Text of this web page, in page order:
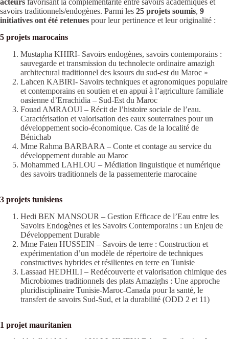
acteurs favorisant la complémentarité entre savoirs académiques et
savoirs traditionnels/endogènes. Parmi les 25 projets soumis, 9
initiatives ont été retenues pour leur pertinence et leur originalité :
5 projets marocains
Mustapha KHIRI- Savoirs endogènes, savoirs contemporains :
sauvegarde et transmission du technolecte ordinaire amazigh
architectural traditionnel des ksours du sud-est du Maroc »
Lahcen KABIRI- Savoirs techniques et agronomiques populaire
et contemporains en soutien et en appui à l’agriculture familiale
oasienne d’Errachidia – Sud-Est du Maroc
Fouad AMRAOUI – Récit de l’histoire sociale de l’eau.
Caractérisation et valorisation des eaux souterraines pour un
développement socio-économique. Cas de la localité de
Bénichab
Mme Rahma BARBARA – Conte et contage au service du
développement durable au Maroc
Mohammed LAHLOU – Médiation linguistique et numérique
des savoirs traditionnels de la passementerie marocaine
3 projets tunisiens
Hedi BEN MANSOUR – Gestion Efficace de l’Eau entre les
Savoirs Endogènes et les Savoirs Contemporains : un Enjeu de
Développement Durable
Mme Faten HUSSEIN – Savoirs de terre : Construction et
expérimentation d’un modèle de répertoire de techniques
constructives hybrides et résilientes en terre en Tunisie
Lassaad HEDHILI – Redécouverte et valorisation chimique des
Microbiomes traditionnels des plats Amazighs : Une approche
pluridisciplinaire Tunisie-Maroc-Canada pour la santé, le
transfert de savoirs Sud-Sud, et la durabilité (ODD 2 et 11)
1 projet mauritanien